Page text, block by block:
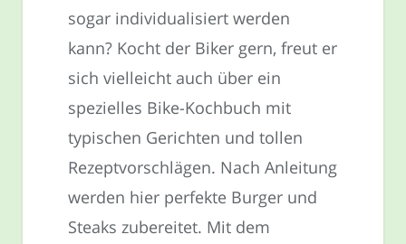
sogar individualisiert werden
kann? Kocht der Biker gern, freut er
sich vielleicht auch über ein
spezielles Bike-Kochbuch mit
typischen Gerichten und tollen
Rezeptvorschlägen. Nach Anleitung
werden hier perfekte Burger und
Steaks zubereitet. Mit dem